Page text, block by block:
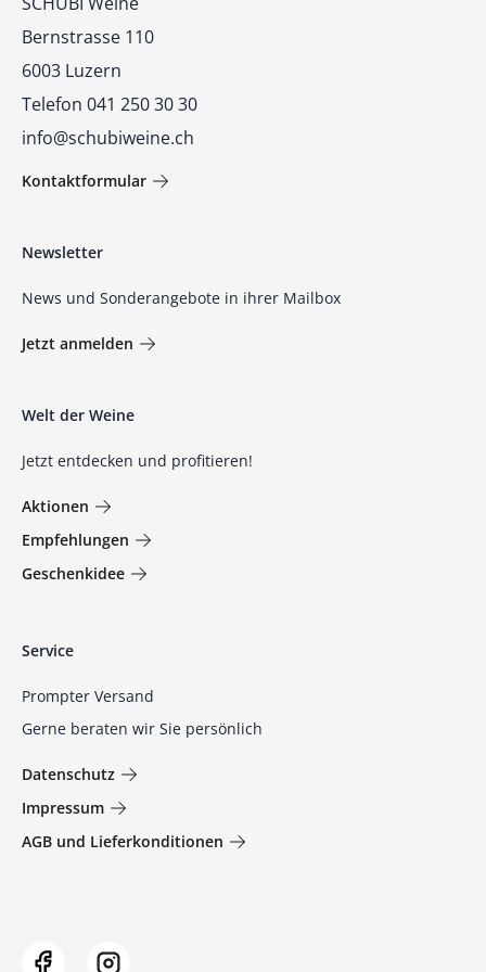
Bernstrasse 110
6003 Luzern
Telefon 041 250 30 30
info@schubiweine.ch
Kontaktformular
Newsletter
News und Sonderangebote in ihrer Mailbox
Jetzt anmelden
Welt der Weine
Jetzt entdecken und profitieren!
Aktionen
Empfehlungen
Geschenkidee
Service
Prompter Versand
Gerne beraten wir Sie persönlich
Datenschutz
Impressum
AGB und Lieferkonditionen